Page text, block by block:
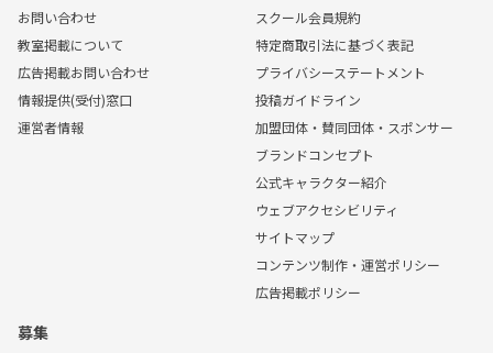
お問い合わせ
教室掲載について
広告掲載お問い合わせ
情報提供(受付)窓口
運営者情報
スクール会員規約
特定商取引法に基づく表記
プライバシーステートメント
投稿ガイドライン
加盟団体・賛同団体・スポンサー
ブランドコンセプト
公式キャラクター紹介
ウェブアクセシビリティ
サイトマップ
コンテンツ制作・運営ポリシー
広告掲載ポリシー
募集